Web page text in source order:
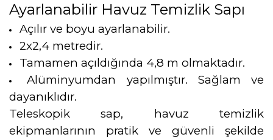
Ayarlanabilir Havuz Temizlik Sapı
Açılır ve boyu ayarlanabilir.
2x2,4 metredir.
Tamamen açıldığında 4,8 m olmaktadır.
Alüminyumdan yapılmıştır. Sağlam ve
dayanıklıdır.
Teleskopik sap, havuz temizlik
ekipmanlarının pratik ve güvenli şekilde